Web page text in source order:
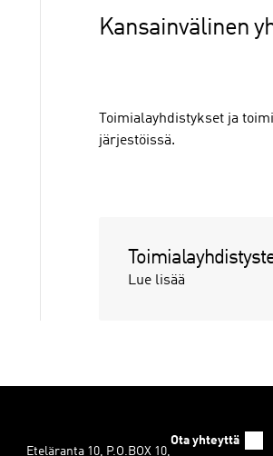
Kansainvälinen
Toimialayhdistykset ja
järjestöissä.
Lue lisää
Eteläranta 10, P.O.BOX 10,
Ota yhteyttä